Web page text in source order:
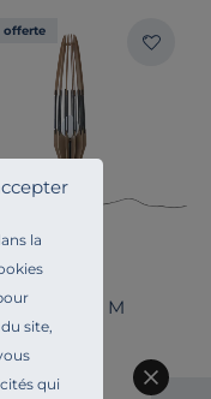
la
site,
qui
offerte
Fire M
€